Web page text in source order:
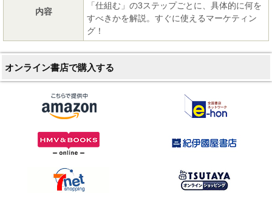
内容
「仕組む」の3ステップごとに、具体的に何を
すべきかを解説。すぐに使えるマーケティン
グ！
オンライン書店で購入する